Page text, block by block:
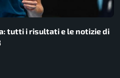
tutti i risultati e le notizie di